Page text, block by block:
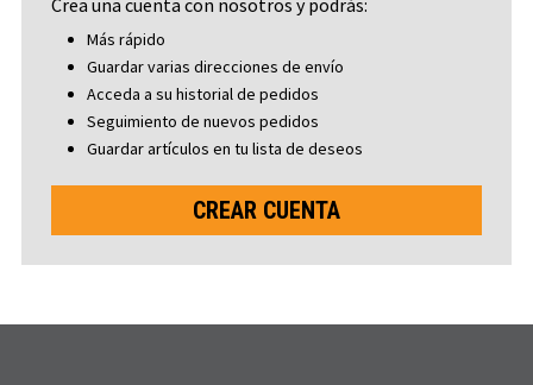
Más rápido
Guardar varias direcciones de envío
Acceda a su historial de pedidos
Seguimiento de nuevos pedidos
Guardar artículos en tu lista de deseos
CREAR CUENTA